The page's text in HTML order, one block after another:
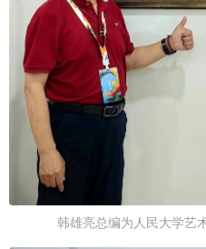
韩雄亮总编为人民大学艺